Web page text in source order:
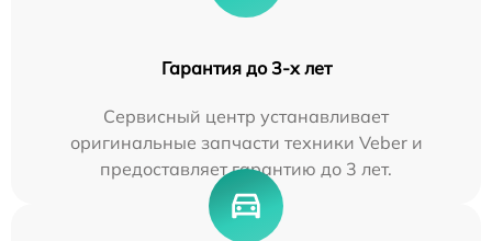
Гарантия до 3-х лет
Сервисный центр устанавливает
оригинальные запчасти техники Veber и
предоставляет гарантию до 3 лет.